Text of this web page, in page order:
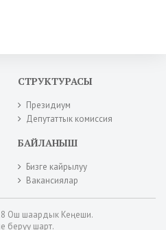
СТРУКТУРАСЫ
Президиум
Депутаттык комиссия
БАЙЛАНЫШ
Бизге кайрылуу
Вакансиялар
Ош шаардык Кеңеши.
берүү шарт.